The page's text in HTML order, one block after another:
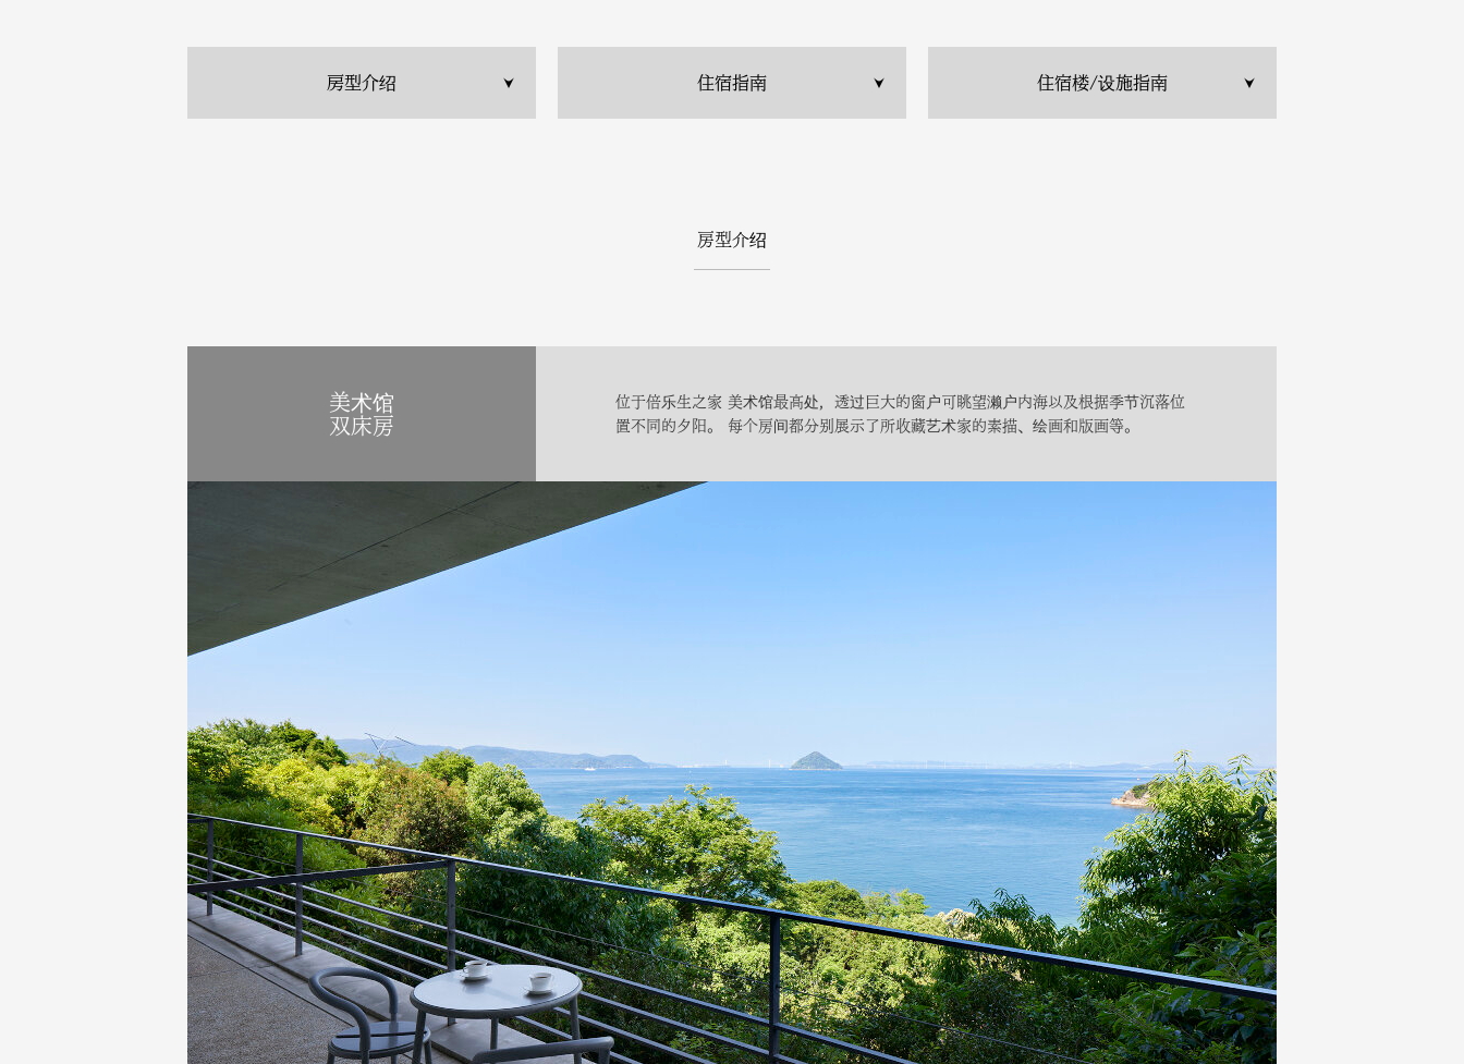
房型介绍 住宿指南 住宿楼/设施指南
房型介绍
美术馆
双床房
位于倍乐生之家 美术馆最高处，透过巨大的窗户可眺望濑户内海以及根据季节沉落位
置不同的夕阳。 每个房间都分别展示了所收藏艺术家的素描、绘画和版画等。